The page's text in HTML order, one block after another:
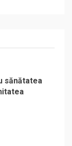
sănătatea